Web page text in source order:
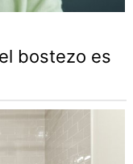
bostezo es